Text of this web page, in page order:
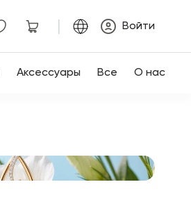
Войти
Аксессуары Все О нас